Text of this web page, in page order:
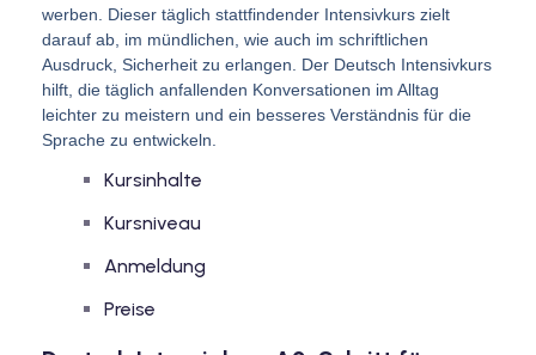
werben. Dieser täglich stattfindender Intensivkurs zielt
darauf ab, im mündlichen, wie auch im schriftlichen
Ausdruck, Sicherheit zu erlangen. Der Deutsch Intensivkurs
hilft, die täglich anfallenden Konversationen im Alltag
leichter zu meistern und ein besseres Verständnis für die
Sprache zu entwickeln.
Kursinhalte
Kursniveau
Anmeldung
Preise